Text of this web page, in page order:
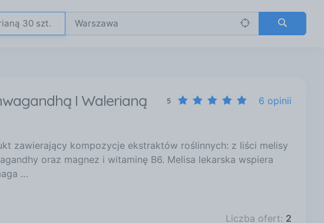
I Walerianą
5 6 opinii
zawierający kompozycje ekstraktów roślinnych: z liści melisy
oraz magnez i witaminę B6. Melisa lekarska wspiera
…
Liczba ofert: 2